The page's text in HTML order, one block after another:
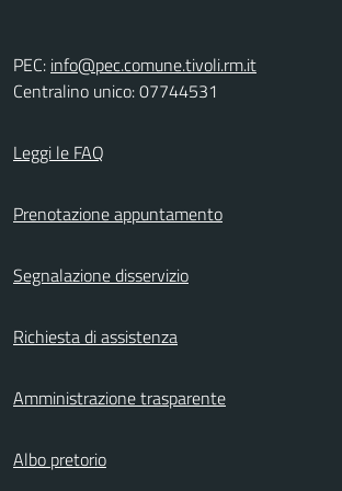
PEC: info@pec.comune.tivoli.rm.it
Centralino unico: 07744531
Leggi le FAQ
Prenotazione appuntamento
Segnalazione disservizio
Richiesta di assistenza
Amministrazione trasparente
Albo pretorio